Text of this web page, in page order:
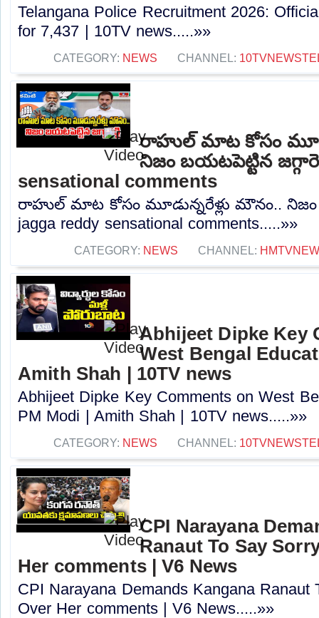
Telangana Police Recruitment 2026:
for 7,437 | 10TV news.....»»
CATEGORY: NEWS CHANNEL:
రాహుల్ మాట కోసం
నిజం బయటపెట్టిన
sensational comments
రాహుల్ మాట కోసం మూడున్నరేళ్లు మౌనం.. నిజం
jagga reddy sensational comments.....»»
CATEGORY: NEWS CHANNEL:
Abhijeet Dipke Key
West Bengal
Amith Shah | 10TV news
Abhijeet Dipke Key Comments on West
PM Modi | Amith Shah | 10TV news.....»»
CATEGORY: NEWS CHANNEL:
CPI Narayana
Ranaut To Say
Her comments | V6 News
CPI Narayana Demands Kangana Ranaut
Over Her comments | V6 News.....»»